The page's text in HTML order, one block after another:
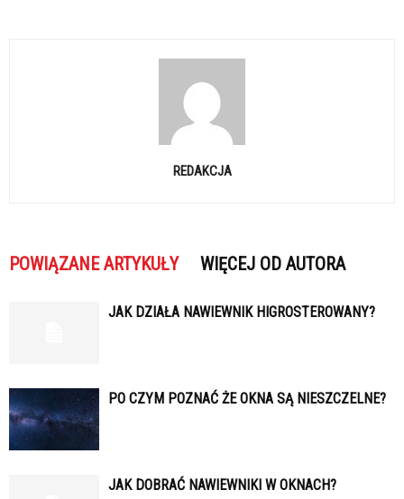
REDAKCJA
POWIĄZANE ARTYKUŁY WIĘCEJ OD AUTORA
JAK DZIAŁA NAWIEWNIK HIGROSTEROWANY?
PO CZYM POZNAĆ ŻE OKNA SĄ NIESZCZELNE?
JAK DOBRAĆ NAWIEWNIKI W OKNACH?